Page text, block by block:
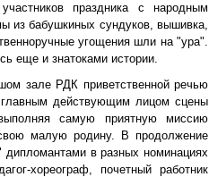
праздника с народным
из бабушкиных сундуков, вышивка,
угощения шли на "ура".
еще и знатоками истории.
зале РДК приветственной речью
действующим лицом сцены
самую приятную миссию
малую родину. В продолжение
дипломантами в разных номинациях
хореограф, почетный работник